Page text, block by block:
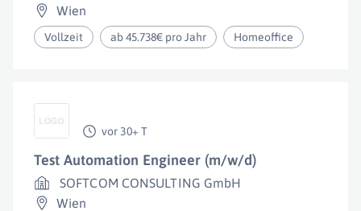
Wien
Vollzeit ab 45.738€ pro Jahr Homeoffice
vor 30+ T
Test Automation Engineer (m/w/d)
SOFTCOM CONSULTING GmbH
Wien